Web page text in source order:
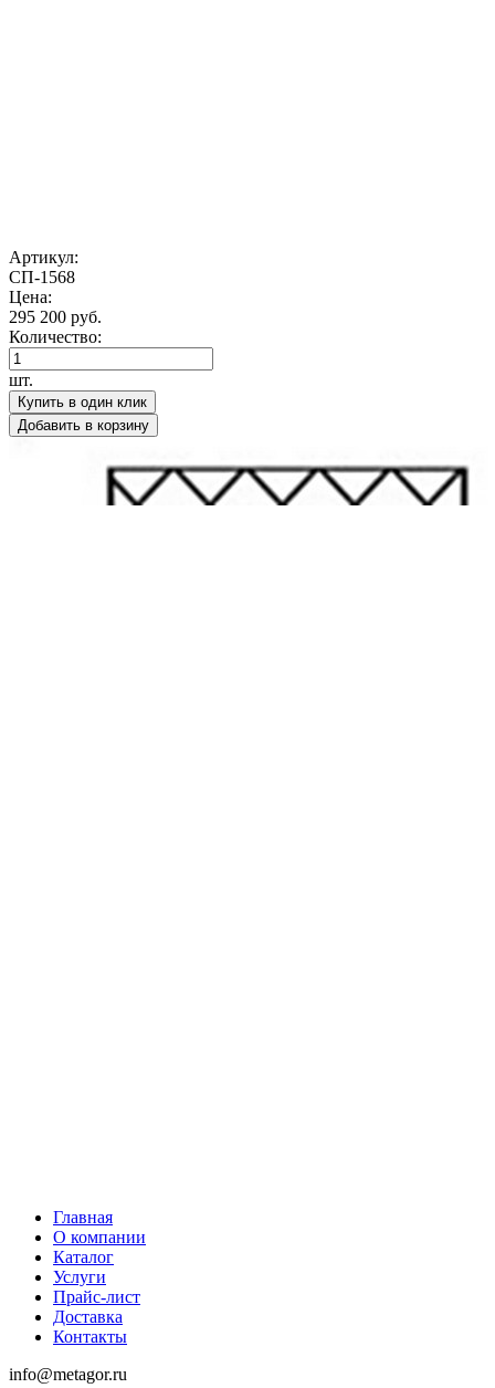
Артикул:
СП-1568
Цена:
295 200 руб.
Количество:
шт.
Купить в один клик
Добавить в корзину
Главная
О компании
Каталог
Услуги
Прайс-лист
Доставка
Контакты
info@metagor.ru